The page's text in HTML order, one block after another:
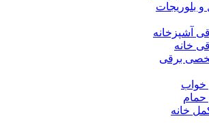
بلوریجات
آشپزخانه
خانه
برقی
خانه